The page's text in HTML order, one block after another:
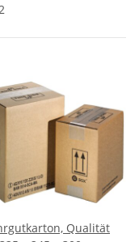
Qualität